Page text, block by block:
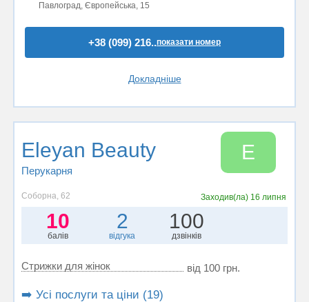
Павлоград, Європейська, 15
+38 (099) 216..показати номер
Докладніше
Eleyan Beauty
Перукарня
E
Соборна, 62 Заходив(ла) 16 липня
10
балів
2
відгука
100
дзвінків
Стрижки для жінок від 100 грн.
➡️ Усі послуги та ціни (19)